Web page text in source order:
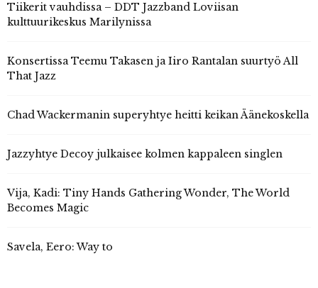
Tiikerit vauhdissa – DDT Jazzband Loviisan
kulttuurikeskus Marilynissa
Konsertissa Teemu Takasen ja Iiro Rantalan suurtyö All
That Jazz
Chad Wackermanin superyhtye heitti keikan Äänekoskella
Jazzyhtye Decoy julkaisee kolmen kappaleen singlen
Vija, Kadi: Tiny Hands Gathering Wonder, The World
Becomes Magic
Savela, Eero: Way to